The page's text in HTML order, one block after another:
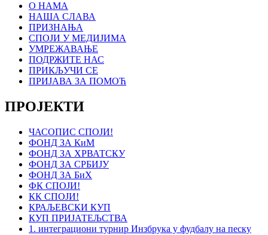
О НАМА
НАША СЛАВА
ПРИЗНАЊА
СПОЈИ У МЕДИЈИМА
УМРЕЖАВАЊЕ
ПОДРЖИТЕ НАС
ПРИКЉУЧИ СЕ
ПРИЈАВА ЗА ПОМОЋ
ПРОЈЕКТИ
ЧАСОПИС СПОЈИ!
ФОНД ЗА КиМ
ФОНД ЗА ХРВАТСКУ
ФОНД ЗА СРБИЈУ
ФОНД ЗА БиХ
ФК СПОЈИ!
КК СПОЈИ!
КРАЉЕВСКИ КУП
КУП ПРИЈАТЕЉСТВА
1. интеграциони турнир Инзбрука у фудбалу на песку